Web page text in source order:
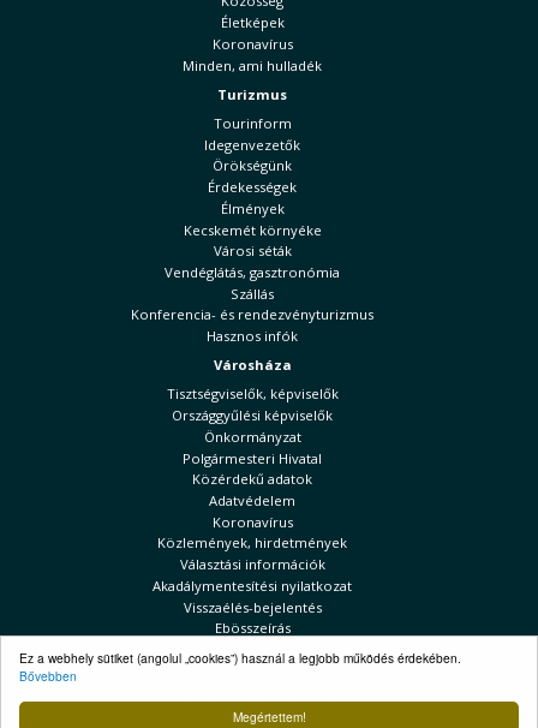
Megértettem!
Ez a webhely sütiket (angolul „cookies”) használ a legjobb működés érdekében.
Bővebben
Életképek
Koronavírus
Minden, ami hulladék
Turizmus
Tourinform
Idegenvezetők
Örökségünk
Érdekességek
Élmények
Kecskemét környéke
Városi séták
Vendéglátás, gasztronómia
Szállás
Konferencia- és rendezvényturizmus
Hasznos infók
Városháza
Tisztségviselők, képviselők
Országgyűlési képviselők
Önkormányzat
Polgármesteri Hivatal
Közérdekű adatok
Adatvédelem
Koronavírus
Közlemények, hirdetmények
Választási információk
Akadálymentesítési nyilatkozat
Visszaélés-bejelentés
Ebösszeírás
Kecskeméti Hírek